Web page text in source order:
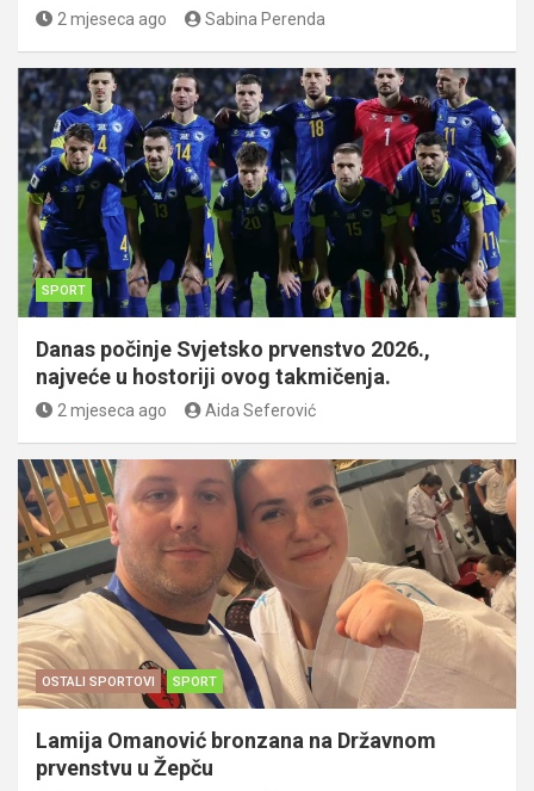
2 mjeseca ago Sabina Perenda
SPORT
Danas počinje Svjetsko prvenstvo 2026.,
najveće u hostoriji ovog takmičenja.
2 mjeseca ago Aida Seferović
OSTALI SPORTOVI SPORT
Lamija Omanović bronzana na Državnom
prvenstvu u Žepču